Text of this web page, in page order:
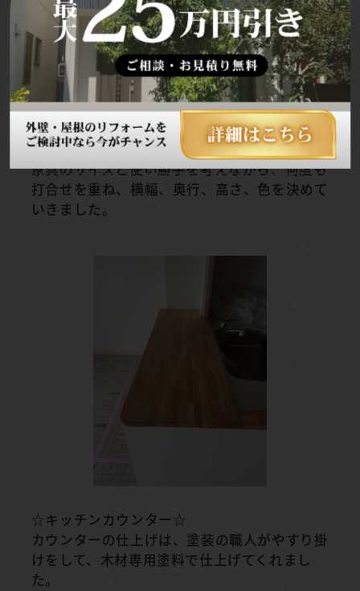
☆キッチン☆
キッチンカウンターはご購入される家具にあわ
せて、大きめに作り替えました。
家具のサイズと使い勝手を考えながら、何度も
打合せを重ね、横幅、奥行、高さ、色を決めて
いきました。
☆キッチンカウンター☆
カウンターの仕上げは、塗装の職人がやすり掛
けをして、木材専用塗料で仕上げてくれまし
た。